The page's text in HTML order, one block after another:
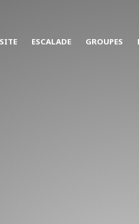
ESCALADE GROUPES